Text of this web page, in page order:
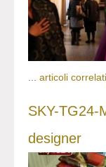
... articoli correlati
SKY-TG24-
designer